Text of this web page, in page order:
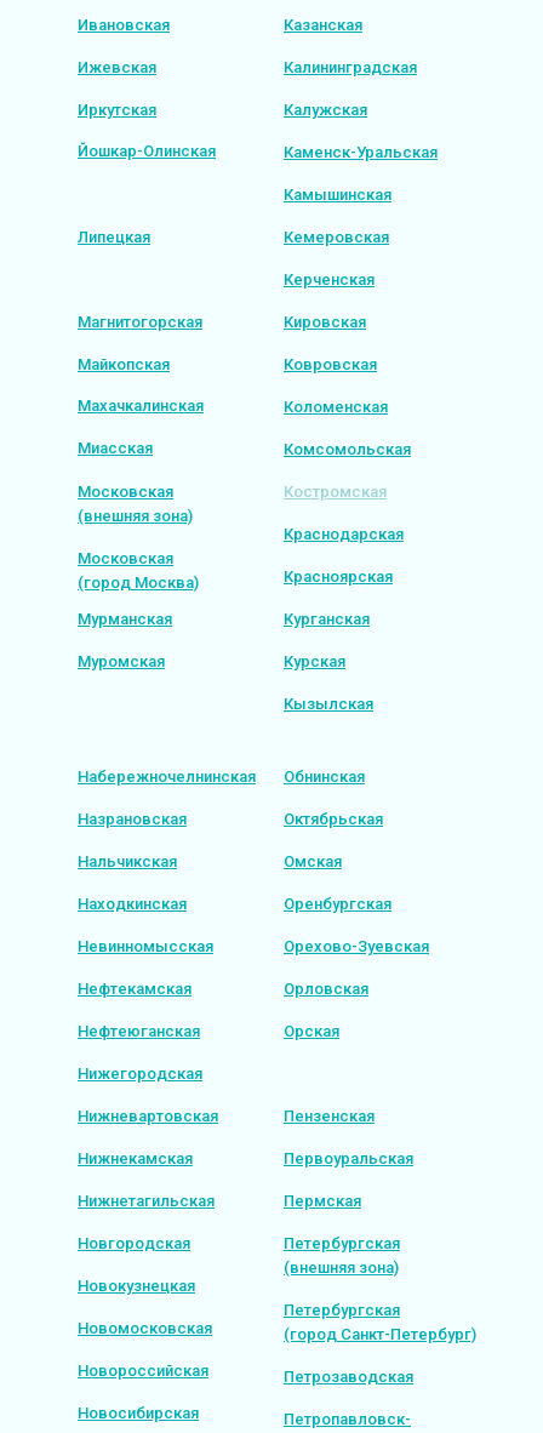
Ивановская
Ижевская
Иркутская
Йошкар-Олинская
Казанская
Калининградская
Калужская
Каменск-Уральская
Камышинская
Кемеровская
Керченская
Кировская
Ковровская
Коломенская
Комсомольская
Костромская
Краснодарская
Красноярская
Курганская
Курская
Кызылская
Липецкая
Магнитогорская
Майкопская
Махачкалинская
Миасская
Московская
(внешняя зона)
Московская
(город Москва)
Мурманская
Муромская
Набережночелнинская
Назрановская
Нальчикская
Находкинская
Невинномысская
Нефтекамская
Нефтеюганская
Нижегородская
Нижневартовская
Нижнекамская
Нижнетагильская
Новгородская
Новокузнецкая
Новомосковская
Новороссийская
Новосибирская
Обнинская
Октябрьская
Омская
Оренбургская
Орехово-Зуевская
Орловская
Орская
Пензенская
Первоуральская
Пермская
Петербургская
(внешняя зона)
Петербургская
(город Санкт-Петербург)
Петрозаводская
Петропавловск-